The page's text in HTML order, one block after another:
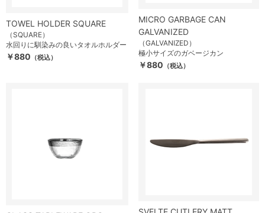
TOWEL HOLDER SQUARE
（SQUARE）
水回りに馴染みの良いタオルホルダー
￥880 （税込）
MICRO GARBAGE CAN
GALVANIZED
（GALVANIZED）
極小サイズのガベージカン
￥880 （税込）